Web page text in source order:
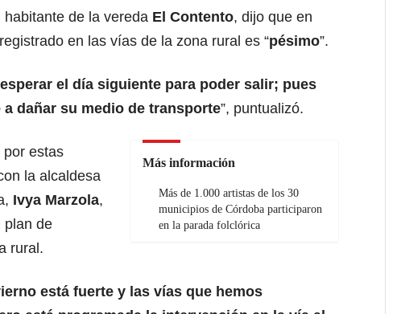
habitante de la vereda El Contento, dijo que en
en las vías de la zona rural es “pésimo”.
el día siguiente para poder salir; pues
dañar su medio de transporte”, puntualizó.
Más información
Más de 1.000 artistas de los 30
municipios de Córdoba participaron
en la parada folclórica
por estas
la alcaldesa
Ivya Marzola,
plan de
rural.
está fuerte y las vías que hemos